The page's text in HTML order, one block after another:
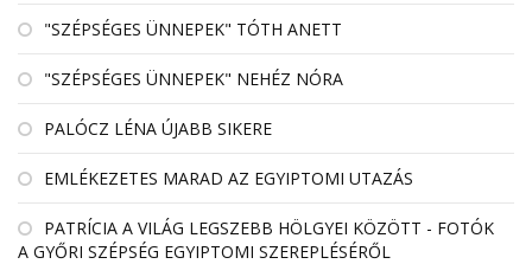
"SZÉPSÉGES ÜNNEPEK" TÓTH ANETT
"SZÉPSÉGES ÜNNEPEK" NEHÉZ NÓRA
PALÓCZ LÉNA ÚJABB SIKERE
EMLÉKEZETES MARAD AZ EGYIPTOMI UTAZÁS
PATRÍCIA A VILÁG LEGSZEBB HÖLGYEI KÖZÖTT - FOTÓK
A GYŐRI SZÉPSÉG EGYIPTOMI SZEREPLÉSÉRŐL